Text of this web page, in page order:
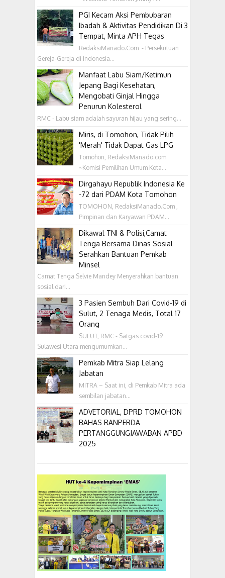
PGI Kecam Aksi Pembubaran
Ibadah & Aktivitas Pendidikan Di 3
Tempat, Minta APH Tegas
RedaksiManado.Com - Persekutuan
Gereja-Gereja di Indonesia...
Manfaat Labu Siam/Ketimun
Jepang Bagi Kesehatan,
Mengobati Ginjal Hingga
Penurun Kolesterol
RMC - Labu siam adalah sayuran hijau yang sering...
Miris, di Tomohon, Tidak Pilih
'Merah' Tidak Dapat Gas LPG
Tomohon, RedaksiManado.com
~Komisi Pemilihan Umum Kota...
Dirgahayu Republik Indonesia Ke
-72 dari PDAM Kota Tomohon
TOMOHON, RedaksiManado.Com ,
Pimpinan dan Karyawan PDAM...
Dikawal TNI & Polisi,Camat
Tenga Bersama Dinas Sosial
Serahkan Bantuan Pemkab
Minsel
Camat Tenga Selvie Mandey Menyerahkan bantuan
sosial dari...
3 Pasien Sembuh Dari Covid-19 di
Sulut, 2 Tenaga Medis, Total 17
Orang
SULUT, RMC - Satgas covid-19
Sulawesi Utara mengumumkan...
Pemkab Mitra Siap Lelang
Jabatan
MITRA – Saat ini, di Pemkab Mitra ada
sembilan jabatan...
ADVETORIAL, DPRD TOMOHON
BAHAS RANPERDA
PERTANGGUNGJAWABAN APBD
2025